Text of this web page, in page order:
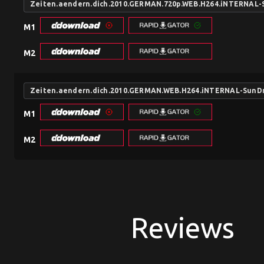
Zeiten.aendern.dich.2010.GERMAN.720p.WEB.H264.iNTERNAL-
M1
M2
Zeiten.aendern.dich.2010.GERMAN.WEB.H264.iNTERNAL-
M1
M2
Reviews